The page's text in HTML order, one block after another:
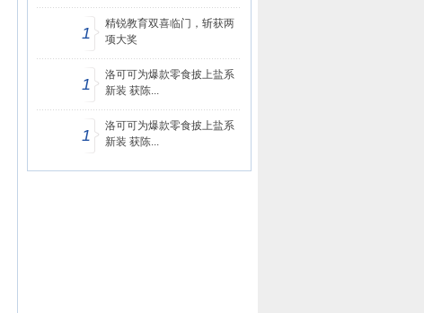
1
精锐教育双喜临门，斩获两
项大奖
1
洛可可为爆款零食披上盐系
新装 获陈...
1
洛可可为爆款零食披上盐系
新装 获陈...